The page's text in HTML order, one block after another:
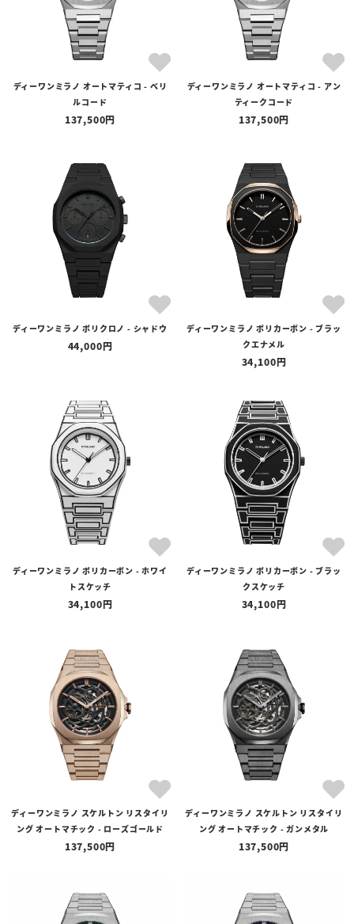
ディーワンミラノ オートマティコ - ベリ
ルコード
137,500
ディーワンミラノ オートマティコ - アン
ティークコード
137,500
ディーワンミラノ ポリクロノ - シャドウ
44,000
ディーワンミラノ ポリカーボン - ブラッ
クエナメル
34,100
ディーワンミラノ ポリカーボン - ホワイ
トスケッチ
34,100
ディーワンミラノ ポリカーボン - ブラッ
クスケッチ
34,100
ディーワンミラノ スケルトン リスタイリ
ング オートマチック - ローズゴールド
137,500
ディーワンミラノ スケルトン リスタイリ
ング オートマチック - ガンメタル
137,500